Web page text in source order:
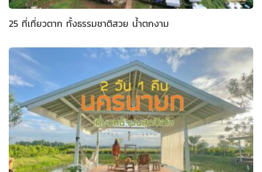
25 ที่เที่ยวตาก ทั้งธรรมชาติสวย น้ำตกงาม